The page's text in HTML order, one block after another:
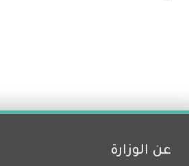
عن الوزارة